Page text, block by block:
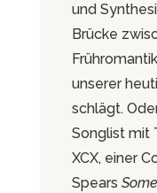
und
Brücke
unserer
schlägt.
Songlist mit
XCX, einer
Spears